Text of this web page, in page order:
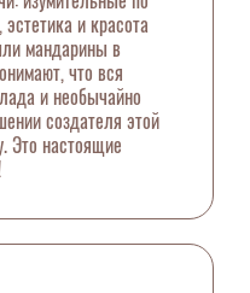
и красота
мандарины в
что вся
и необычайно
создателя этой
Это настоящие